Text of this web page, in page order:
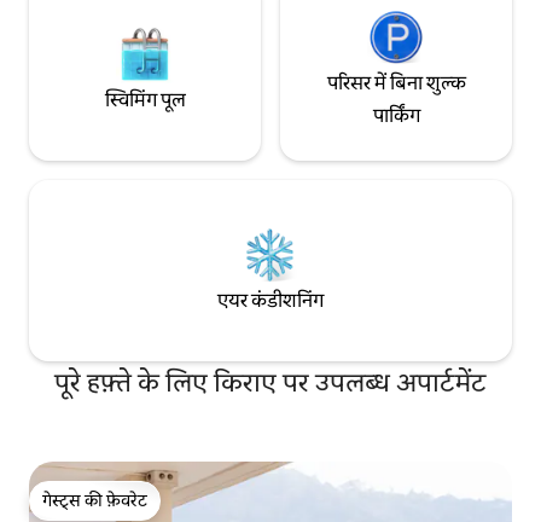
स्विमिंग पूल
परिसर में बिना शुल्क
पार्किंग
एयर कंडीशनिंग
पूरे हफ़्ते के लिए किराए पर उपलब्ध अपार्टमेंट
गेस्ट्स की फ़ेवरेट
गेस्ट्स की फ़ेवरेट